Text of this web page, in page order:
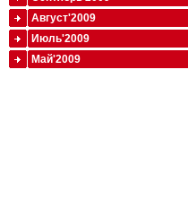
Август'2009
Июль'2009
Май'2009